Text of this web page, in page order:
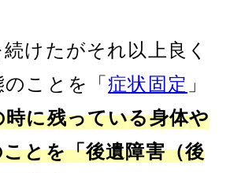
けたがそれ以上良く
のことを「症状固定 」
時に残っている身体や
とを「後遺障害（後